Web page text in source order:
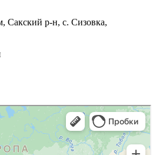
Сакский р-н, с. Сизовка,